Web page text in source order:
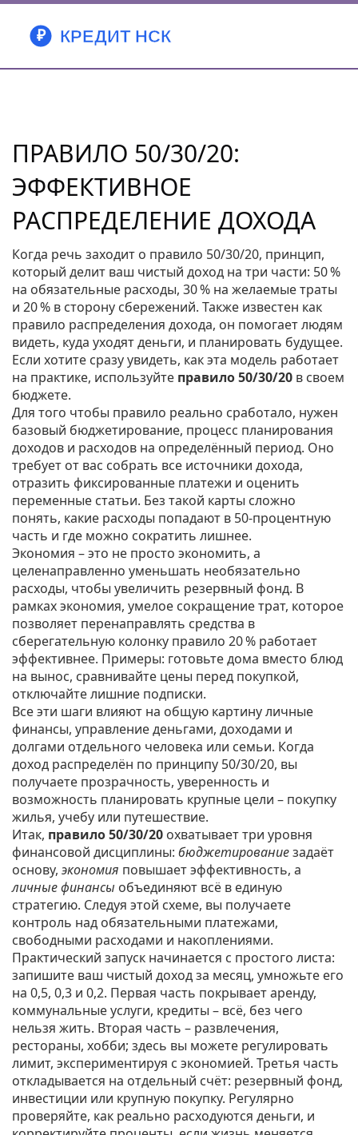
ПРАВИЛО 50/30/20:
ЭФФЕКТИВНОЕ
РАСПРЕДЕЛЕНИЕ ДОХОДА
Когда речь заходит о правило 50/30/20, принцип,
который делит ваш чистый доход на три части: 50 %
на обязательные расходы, 30 % на желаемые траты
и 20 % в сторону сбережений. Также известен как
правило распределения дохода, он помогает людям
видеть, куда уходят деньги, и планировать будущее.
Если хотите сразу увидеть, как эта модель работает
на практике, используйте правило 50/30/20 в своем
бюджете.
Для того чтобы правило реально сработало, нужен
базовый бюджетирование, процесс планирования
доходов и расходов на определённый период. Оно
требует от вас собрать все источники дохода,
отразить фиксированные платежи и оценить
переменные статьи. Без такой карты сложно
понять, какие расходы попадают в 50‑процентную
часть и где можно сократить лишнее.
Экономия – это не просто экономить, а
целенаправленно уменьшать необязательно
расходы, чтобы увеличить резервный фонд. В
рамкахэкономия, умелое сокращение трат, которое
позволяет перенаправлять средства в
сберегательную колонку правило 20 % работает
эффективнее. Примеры: готовьте дома вместо блюд
на вынос, сравнивайте цены перед покупкой,
отключайте лишние подписки.
Все эти шаги влияют на общую картинуличные
финансы, управление деньгами, доходами и
долгами отдельного человека или семьи. Когда
доход распределён по принципу 50/30/20, вы
получаете прозрачность, уверенность и
возможность планировать крупные цели – покупку
жилья, учебу или путешествие.
Итак, правило 50/30/20 охватывает три уровня
финансовой дисциплины: бюджетированиезадаёт
основу, экономия повышает эффективность, а
личные финансы объединяют всё в единую
стратегию. Следуя этой схеме, вы получаете
контроль над обязательными платежами,
свободными расходами и накоплениями.
Практический запуск начинается с простого листа:
запишите ваш чистый доход за месяц, умножьте его
на 0,5, 0,3 и 0,2. Первая часть покрывает аренду,
коммунальные услуги, кредиты – всё, без чего
нельзя жить. Вторая часть – развлечения,
рестораны, хобби; здесь вы можете регулировать
лимит, экспериментируя с экономией. Третья часть
откладывается на отдельный счёт: резервный фонд,
инвестиции или крупную покупку. Регулярно
проверяйте, как реально расходуются деньги, и